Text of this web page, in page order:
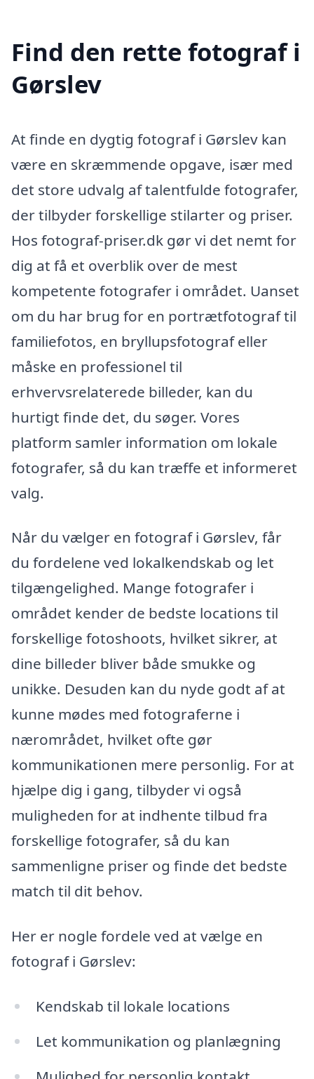
Find den rette fotograf i
Gørslev
At finde en dygtig fotograf i Gørslev kan
være en skræmmende opgave, især med
det store udvalg af talentfulde fotografer,
der tilbyder forskellige stilarter og priser.
Hos fotograf-priser.dk gør vi det nemt for
dig at få et overblik over de mest
kompetente fotografer i området. Uanset
om du har brug for en portrætfotograf til
familiefotos, en bryllupsfotograf eller
måske en professionel til
erhvervsrelaterede billeder, kan du
hurtigt finde det, du søger. Vores
platform samler information om lokale
fotografer, så du kan træffe et informeret
valg.
Når du vælger en fotograf i Gørslev, får
du fordelene ved lokalkendskab og let
tilgængelighed. Mange fotografer i
området kender de bedste locations til
forskellige fotoshoots, hvilket sikrer, at
dine billeder bliver både smukke og
unikke. Desuden kan du nyde godt af at
kunne mødes med fotograferne i
nærområdet, hvilket ofte gør
kommunikationen mere personlig. For at
hjælpe dig i gang, tilbyder vi også
muligheden for at indhente tilbud fra
forskellige fotografer, så du kan
sammenligne priser og finde det bedste
match til dit behov.
Her er nogle fordele ved at vælge en
fotograf i Gørslev:
Kendskab til lokale locations
Let kommunikation og planlægning